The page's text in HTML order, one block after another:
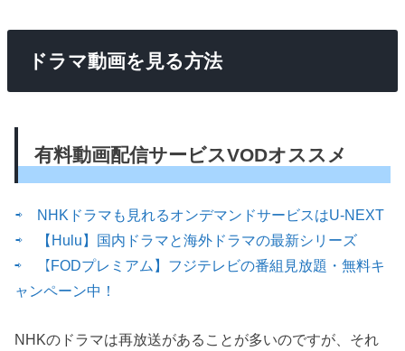
ドラマ動画を見る方法
有料動画配信サービスVODオススメ
⇨ NHKドラマも見れるオンデマンドサービスはU-NEXT
⇨ 【Hulu】国内ドラマと海外ドラマの最新シリーズ
⇨ 【FODプレミアム】フジテレビの番組見放題・無料キ
ャンペーン中！
NHKのドラマは再放送があることが多いのですが、それ